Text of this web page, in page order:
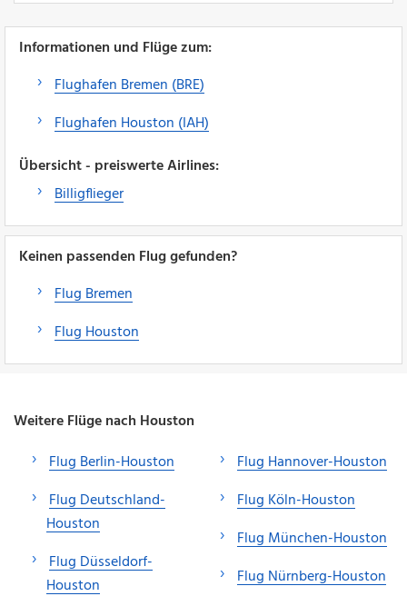
Informationen und Flüge zum:
Flughafen Bremen (BRE)
Flughafen Houston (IAH)
Übersicht - preiswerte Airlines:
Billigflieger
Keinen passenden Flug gefunden?
Flug Bremen
Flug Houston
Weitere Flüge nach Houston
Flug Berlin-Houston
Flug Deutschland-
Houston
Flug Düsseldorf-
Houston
Flug Hannover-Houston
Flug Köln-Houston
Flug München-Houston
Flug Nürnberg-Houston